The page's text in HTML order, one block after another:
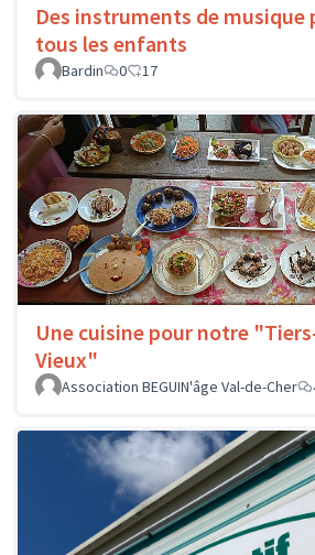
Des instruments de musique
tous les enfants
Bardin
0 17
Une cuisine pour notre
Vieux"
Association BEGUIN'âge Val-de-Cher